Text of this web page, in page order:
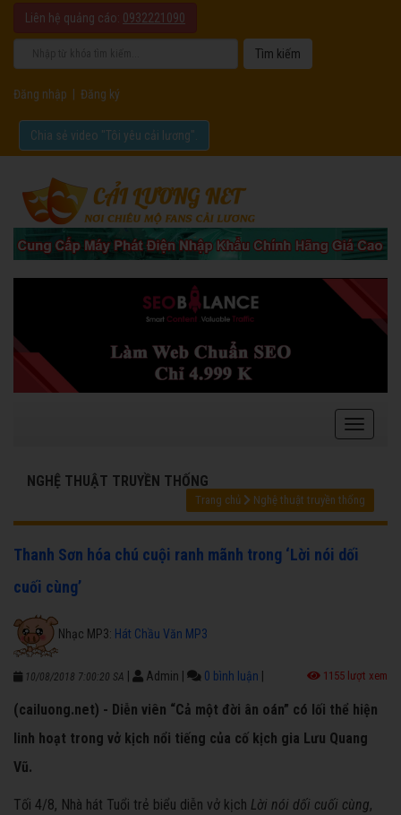
Liên hệ quảng cáo: 0932221090
Đăng nhập Đăng ký
Chia sẻ video "Tôi yêu cải lương".
NGHỆ THUẬT TRUYỀN THỐNG
Trang chủ Nghệ thuật truyền thống
Thanh Sơn hóa chú cuội ranh mãnh trong ‘Lời nói dối
cuối cùng’
Nhạc MP3: Hát Chầu Văn MP3
10/08/2018 7:00:20 SA Admin 0 bình luận 1155 lượt xem
(cailuong.net) - Diễn viên “Cả một đời ân oán” có lối thể hiện
linh hoạt trong vở kịch nổi tiếng của cố kịch gia Lưu Quang
Vũ.
Tối 4/8, Nhà hát Tuổi trẻ biểu diễn vở kịch Lời nói dối cuối cùng,